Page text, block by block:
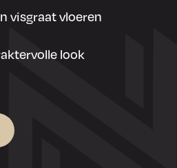
visgraat vloeren
look